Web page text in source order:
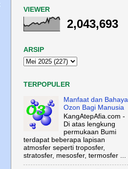
VIEWER
2,043,693
ARSIP
TERPOPULER
Manfaat dan Bahaya
Ozon Bagi Manusia
KangAtepAfia.com -
Di atas lengkung
permukaan Bumi
terdapat beberapa lapisan
atmosfer seperti troposfer,
stratosfer, mesosfer, termosfer ...